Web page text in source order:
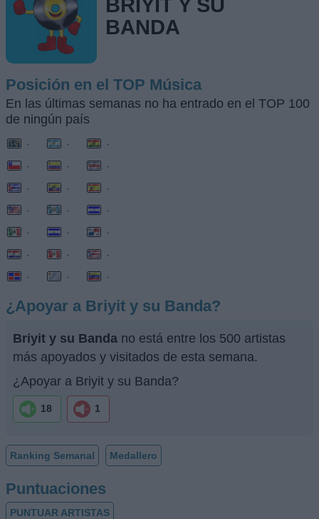
BRIYIT Y SU
BANDA
Posición en el TOP Música
En las últimas semanas no ha entrado en el TOP 100
de ningún país
- - -
- - -
- - -
- - -
- - -
- - -
- - -
¿Apoyar a Briyit y su Banda?
Briyit y su Banda no está entre los 500 artistas
más apoyados y visitados de esta semana.
¿Apoyar a Briyit y su Banda?
18 1
Ranking Semanal Medallero
Puntuaciones
PUNTUAR ARTISTAS